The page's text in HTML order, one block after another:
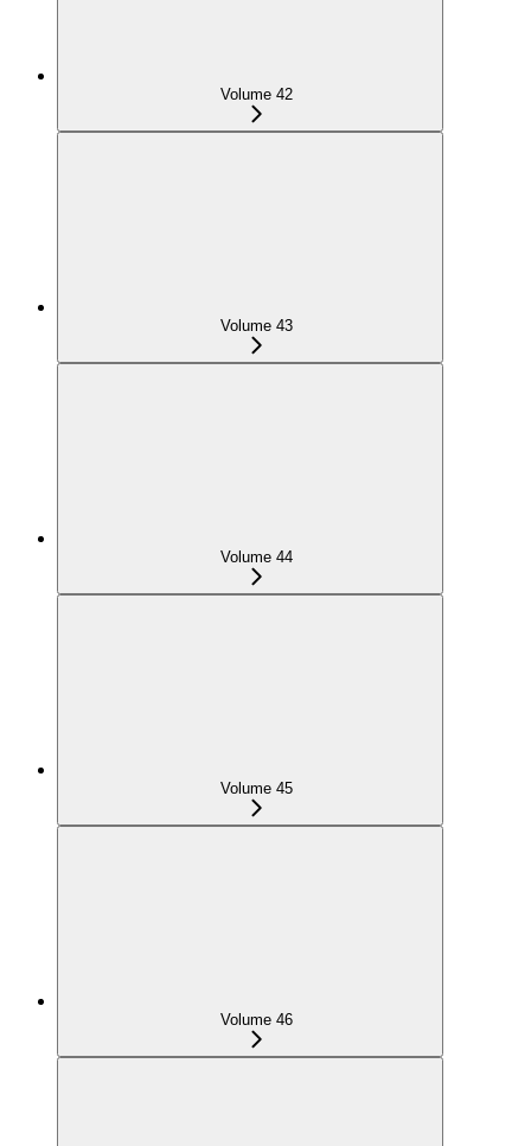
Volume 42
Volume 43
Volume 44
Volume 45
Volume 46